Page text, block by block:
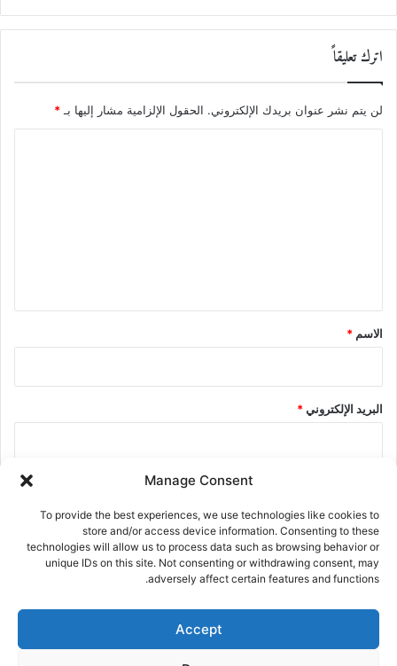
Manage Consent
To provide the best experiences, we use technologies like cookies to
store and/or access device information. Consenting to these
technologies will allow us to process data such as browsing behavior or
unique IDs on this site. Not consenting or withdrawing consent, may
adversely affect certain features and functions.
Accept
اترك تعليقاً
لن يتم نشر عنوان بريدك الإلكتروني. الحقول الإلزامية مشار إليها بـ *
*
الاسم *
البريد الإلكتروني*
احفظ اسمي، بريدي الإلكتروني، والموقع الإلكتروني في هذا المتصفح
لاستخدامها المرة المقبلة في تعليقي.